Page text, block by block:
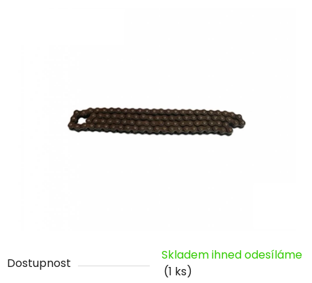
Dostupnost
Skladem ihned odesíláme
(1 ks)